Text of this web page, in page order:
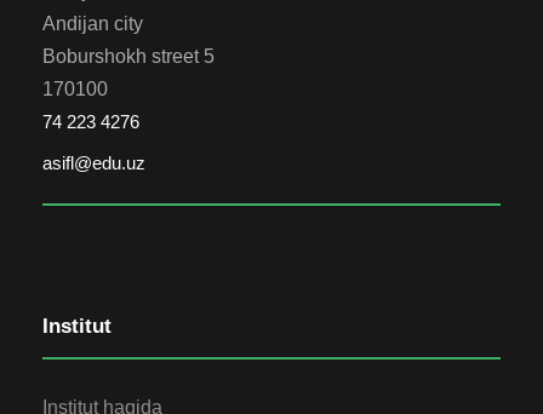
Andijan city
Boburshokh street 5
170100
74 223 4276
asifl@edu.uz
Institut
Institut haqida